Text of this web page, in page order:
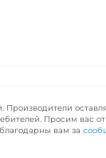
Просим вас
вам за